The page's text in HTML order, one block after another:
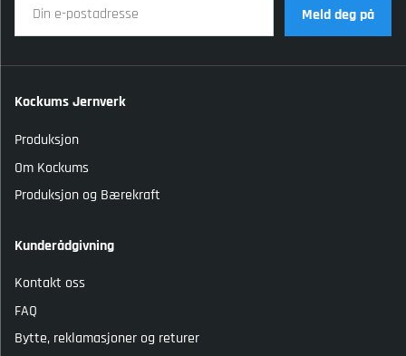
Meld deg på
Kockums Jernverk
Produksjon
Om Kockums
Produksjon og Bærekraft
Kunderådgivning
Kontakt oss
FAQ
Bytte, reklamasjoner og returer